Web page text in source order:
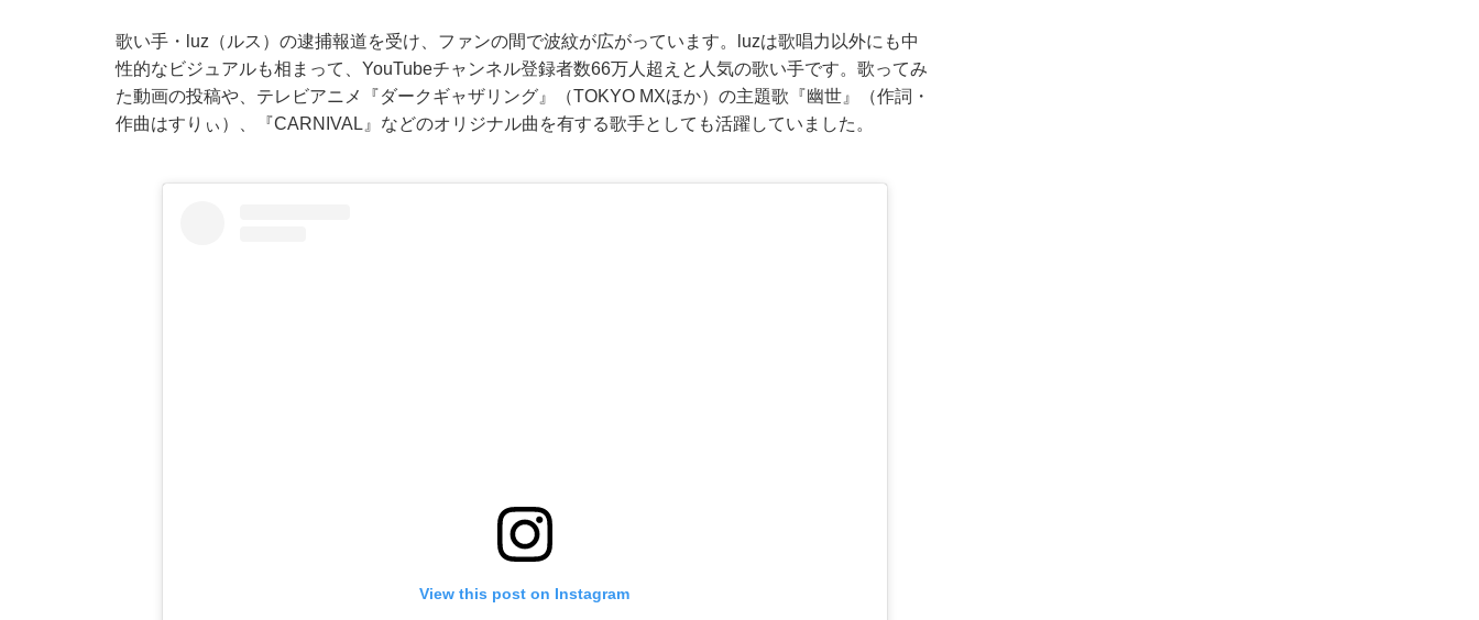
歌い手・luz（ルス）の逮捕報道を受け、ファンの間で波紋が広がっています。luzは歌唱力以外にも中
性的なビジュアルも相まって、YouTubeチャンネル登録者数66万人超えと人気の歌い手です。歌ってみ
た動画の投稿や、テレビアニメ『ダークギャザリング』（TOKYO MXほか）の主題歌『幽世』（作詞・
作曲はすりぃ）、『CARNIVAL』などのオリジナル曲を有する歌手としても活躍していました。
View this post on Instagram